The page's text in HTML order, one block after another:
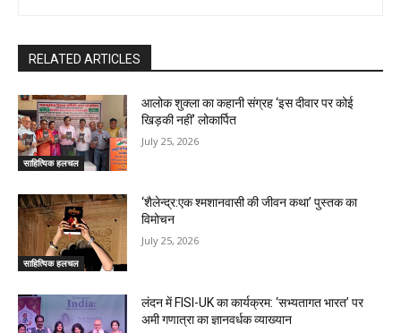
RELATED ARTICLES
साहित्यिक हलचल
आलोक शुक्ला का कहानी संग्रह ‘इस दीवार पर कोई
खिड़की नहीं’ लोकार्पित
July 25, 2026
साहित्यिक हलचल
‘शैलेन्द्र:एक श्मशानवासी की जीवन कथा’ पुस्तक का
विमोचन
July 25, 2026
लंदन में FISI-UK का कार्यक्रम: ‘सभ्यतागत भारत’ पर
अमी गणात्रा का ज्ञानवर्धक व्याख्यान